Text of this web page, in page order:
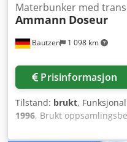
Bautzen 1 098 km
Materbunker med
Ammann Doseur
Prisinformasjon
Tilstand: brukt,
1996, Brukt
transportbånd Dksdpfx